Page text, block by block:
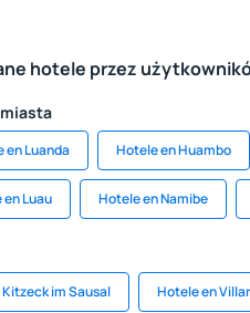
hotele przez
en Luanda Hotele en Huambo
Luau Hotele en Namibe
im Sausal Hotele en